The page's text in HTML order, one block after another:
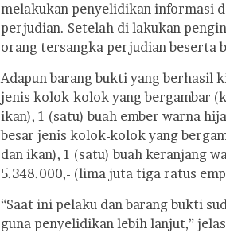
melakukan penyelidikan informasi
perjudian. Setelah di lakukan
orang tersangka perjudian beserta
Adapun barang bukti yang berhasil
jenis kolok-kolok yang bergambar
ikan), 1 (satu) buah ember warna
besar jenis kolok-kolok yang
dan ikan), 1 (satu) buah keranjang
5.348.000,- (lima juta tiga ratus
“Saat ini pelaku dan barang bukti
guna penyelidikan lebih lanjut,”